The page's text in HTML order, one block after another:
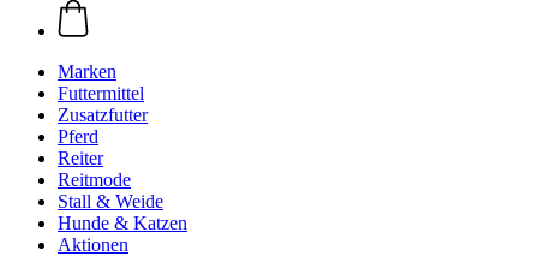
Marken
Futtermittel
Zusatzfutter
Pferd
Reiter
Reitmode
Stall & Weide
Hunde & Katzen
Aktionen